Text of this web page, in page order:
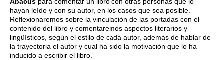
Abacus para comentar un libro con otras personas que lo
hayan leído y con su autor, en los casos que sea posible.
Reflexionaremos sobre la vinculación de las portadas con el
contenido del libro y comentaremos aspectos literarios y
lingüísticos, según el estilo de cada autor, además de hablar de
la trayectoria el autor y cual ha sido la motivación que lo ha
inducido a escribir el libro.